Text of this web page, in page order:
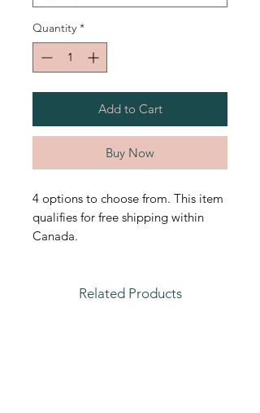
Quantity *
Add to Cart
Buy Now
4 options to choose from. This item
qualifies for free shipping within
Canada.
Related Products